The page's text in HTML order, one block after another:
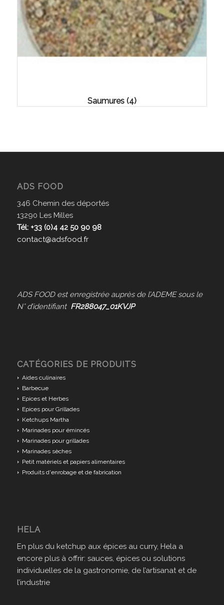
Saumures (4)
ADS FOOD
346 Chemin des déportés
13290 Les Milles
Tél: +33 (0)4 42 50 90 98
contact@adsfood.fr
ADS FOOD est enregistrée auprès de l’ADEME sous le
N° d’identifiant FR288047_01KVJP
CATÉGORIES DE PRODUITS
Aides culinaires
Barbecue
Epices et Herbes
Epices pour Grillades
Ketchups Martha
Marinades pour émincés
Marinades pour grillades
Marinades sèches
Petit matériels et papiers alimentaires
Produits d'enrobage et de fabrication
HELA
En plus du ketchup aux épices au curry, Hela a
encore plus à offrir: sauces, épices ou solutions
individuelles de la gastronomie, de l’artisanat et de
l’industrie